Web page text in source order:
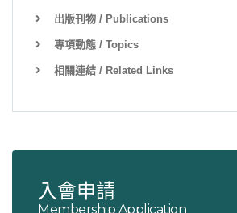
出版刊物 / Publications
專項動態 / Topics
相關連結 / Related Links
入會申請
Membership Application